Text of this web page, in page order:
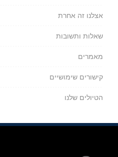
אצלנו זה אחרת
שאלות ותשובות
מאמרים
קישורים שימושיים
הטיולים שלנו